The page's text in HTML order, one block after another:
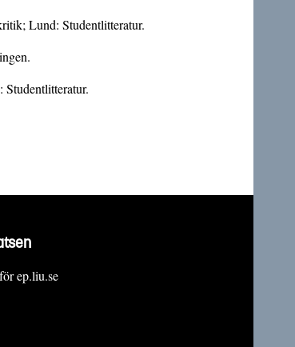
Lund: Studentlitteratur.
ep.liu.se